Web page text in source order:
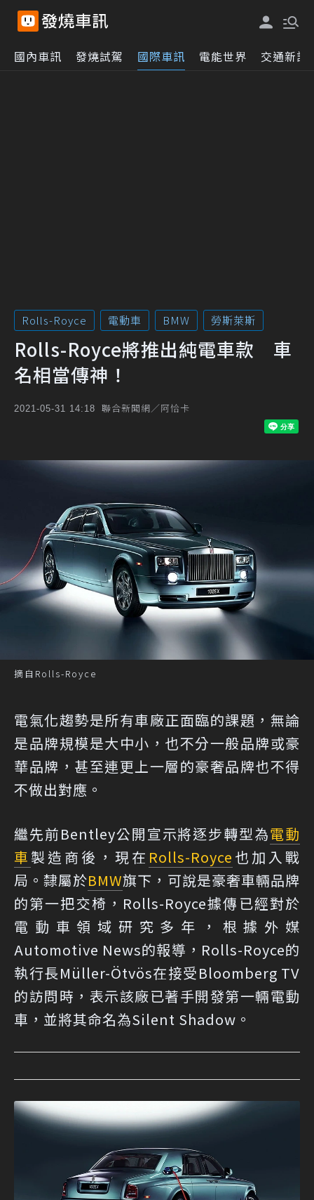
國內車訊 發燒試駕 國際車訊 電能世界 交通新訊
Rolls-Royce 電動車 BMW 勞斯萊斯
Rolls-Royce將推出純電車款 車
名相當傳神！
2021-05-31 14:18 聯合新聞網／阿恰卡
摘自Rolls-Royce
電氣化趨勢是所有車廠正面臨的課題，無論
是品牌規模是大中小，也不分一般品牌或豪
華品牌，甚至連更上一層的豪奢品牌也不得
不做出對應。
繼先前Bentley公開宣示將逐步轉型為電動
車 製造商後，現在 Rolls-Royce 也加入戰
局。隸屬於BMW旗下，可說是豪奢車輛品牌
的第一把交椅，Rolls-Royce據傳已經對於
電動車領域研究多年，根據外媒
Automotive News的報導，Rolls-Royce的
執行長Müller-Ötvös在接受Bloomberg TV
的訪問時，表示該廠已著手開發第一輛電動
車，並將其命名為Silent Shadow。